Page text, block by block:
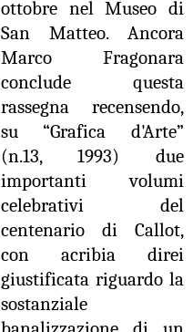
ottobre nel Museo di
San Matteo. Ancora
Marco Fragonara
conclude questa
rassegna recensendo,
su “Grafica d'Arte”
(n.13, 1993) due
importanti volumi
celebrativi del
centenario di Callot,
con acribia direi
giustificata riguardo la
sostanziale